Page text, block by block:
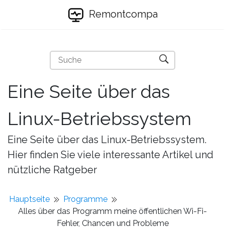
Remontcompa
Eine Seite über das
Linux-Betriebssystem
Eine Seite über das Linux-Betriebssystem.
Hier finden Sie viele interessante Artikel und
nützliche Ratgeber
Hauptseite
Programme
Alles über das Programm meine öffentlichen Wi-Fi-
Fehler, Chancen und Probleme